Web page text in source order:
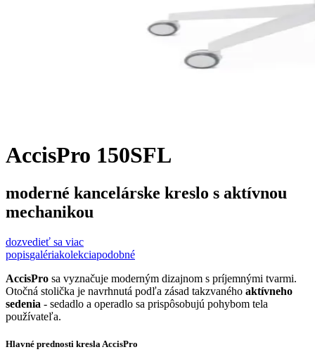
AccisPro 150SFL
moderné kancelárske kreslo s aktívnou
mechanikou
dozvedieť sa viac
popisgalériakolekciapodobné
AccisPro sa vyznačuje moderným dizajnom s príjemnými tvarmi.
Otočná stolička je navrhnutá podľa zásad takzvaného aktívneho
sedenia - sedadlo a operadlo sa prispôsobujú pohybom tela
používateľa.
Hlavné prednosti kresla AccisPro